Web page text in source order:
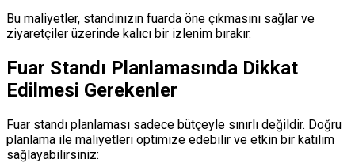
Bu maliyetler, standınızın fuarda öne çıkmasını sağlar ve
ziyaretçiler üzerinde kalıcı bir izlenim bırakır.
Fuar Standı Planlamasında Dikkat
Edilmesi Gerekenler
Fuar standı planlaması sadece bütçeyle sınırlı değildir. Doğru
planlama ile maliyetleri optimize edebilir ve etkin bir katılım
sağlayabilirsiniz: